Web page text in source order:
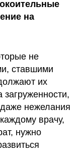
на
не
ставшими
их
загруженности,
нежелания
врачу,
нужно